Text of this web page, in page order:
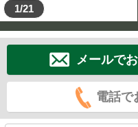
1/21
メールで
電話で